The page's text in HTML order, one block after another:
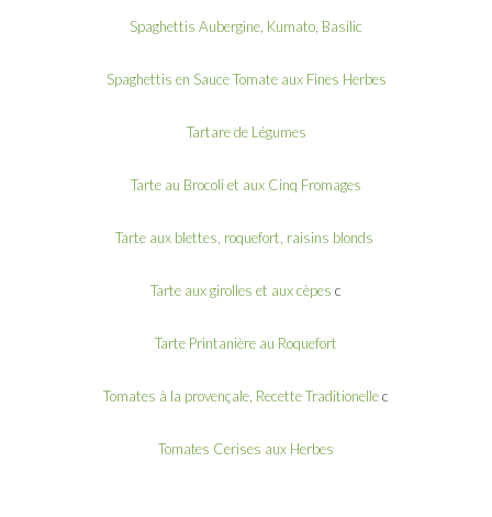
Spaghettis Aubergine, Kumato, Basilic
Spaghettis en Sauce Tomate aux Fines Herbes
Tartare de Légumes
Tarte au Brocoli et aux Cinq Fromages
Tarte aux blettes, roquefort, raisins blonds
Tarte aux girolles et aux cèpes c
Tarte Printanière au Roquefort
Tomates à la provençale, Recette Traditionellec
Tomates Cerises aux Herbes